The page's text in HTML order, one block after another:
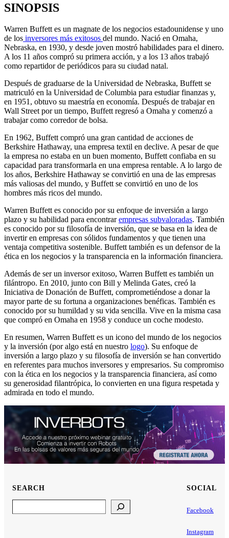
SINOPSIS
Warren Buffett es un magnate de los negocios estadounidense y uno
de los inversores más exitosos del mundo. Nació en Omaha,
Nebraska, en 1930, y desde joven mostró habilidades para el dinero.
A los 11 años compró su primera acción, y a los 13 años trabajó
como repartidor de periódicos para su ciudad natal.
Después de graduarse de la Universidad de Nebraska, Buffett se
matriculó en la Universidad de Columbia para estudiar finanzas y,
en 1951, obtuvo su maestría en economía. Después de trabajar en
Wall Street por un tiempo, Buffett regresó a Omaha y comenzó a
trabajar como corredor de bolsa.
En 1962, Buffett compró una gran cantidad de acciones de
Berkshire Hathaway, una empresa textil en declive. A pesar de que
la empresa no estaba en un buen momento, Buffett confiaba en su
capacidad para transformarla en una empresa rentable. A lo largo de
los años, Berkshire Hathaway se convirtió en una de las empresas
más valiosas del mundo, y Buffett se convirtió en uno de los
hombres más ricos del mundo.
Warren Buffett es conocido por su enfoque de inversión a largo
plazo y su habilidad para encontrarempresas subvaloradas. También
es conocido por su filosofía de inversión, que se basa en la idea de
invertir en empresas con sólidos fundamentos y que tienen una
ventaja competitiva sostenible. Buffett también es un defensor de la
ética en los negocios y la transparencia en la información financiera.
Además de ser un inversor exitoso, Warren Buffett es también un
filántropo. En 2010, junto con Bill y Melinda Gates, creó la
Iniciativa de Donación de Buffett, comprometiéndose a donar la
mayor parte de su fortuna a organizaciones benéficas. También es
conocido por su humildad y su vida sencilla. Vive en la misma casa
que compró en Omaha en 1958 y conduce un coche modesto.
En resumen, Warren Buffett es un icono del mundo de los negocios
y la inversión (por algo está en nuestro logo). Su enfoque de
inversión a largo plazo y su filosofía de inversión se han convertido
en referentes para muchos inversores y empresarios. Su compromiso
con la ética en los negocios y la transparencia financiera, así como
su generosidad filantrópica, lo convierten en una figura respetada y
admirada en todo el mundo.
SEARCH SOCIAL
Facebook
Instagram